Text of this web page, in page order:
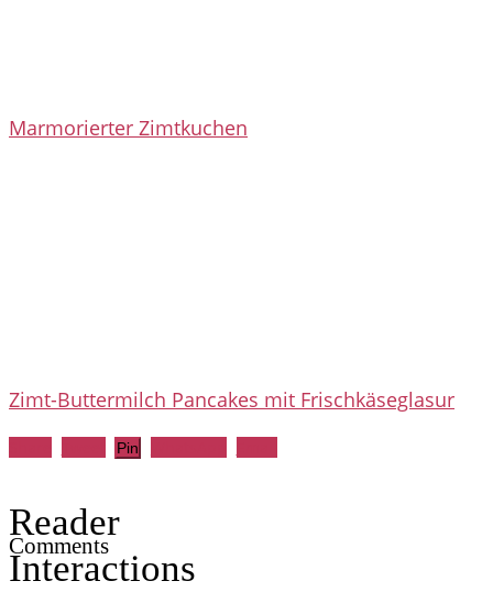
Marmorierter Zimtkuchen
Zimt-Buttermilch Pancakes mit Frischkäseglasur
Pin
Reader
Interactions
Comments